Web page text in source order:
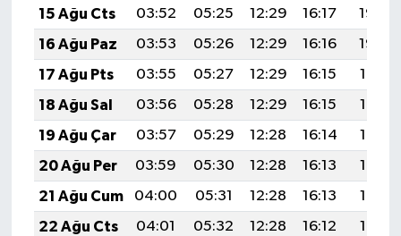
15 Ağu Cts
03:52 05:25 12:29 16:17
19:23
16 Ağu Paz
03:53 05:26 12:29 16:16
19:22
17 Ağu Pts
03:55 05:27 12:29 16:15
19:21
18 Ağu Sal
03:56 05:28 12:29 16:15
19:19
19 Ağu Çar
03:57 05:29 12:28 16:14
19:18
20 Ağu Per
03:59 05:30 12:28 16:13
19:16
21 Ağu Cum
04:00 05:31 12:28 16:13
19:15
22 Ağu Cts
04:01 05:32 12:28 16:12
19:14